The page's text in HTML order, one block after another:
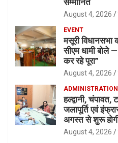
August 4, 2026
EVENT
मसूरी विधानसभा
सीएम धामी बोले
कर रहे पूरा”
August 4, 2026
ADMINISTRATION
हल्द्वानी,
जलापूर्ति एवं
अगस्त से शुरू होगी
August 4, 2026